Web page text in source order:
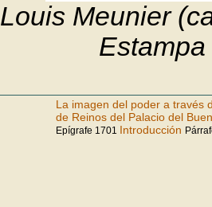
Louis Meunier
La imagen del poder a través
de Reinos del Palacio del
Epígrafe 1701 Introducción